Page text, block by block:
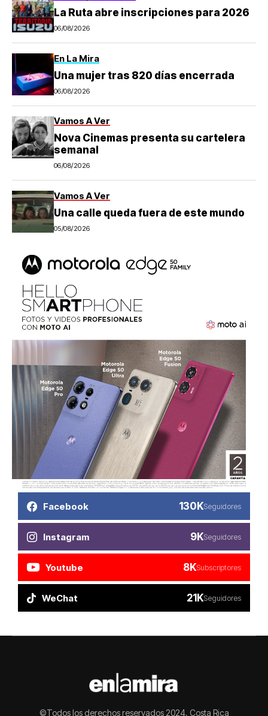
La Ruta abre inscripciones para 2026
06/08/2026
En La Mira
Una mujer tras 820 días encerrada
06/08/2026
Vamos A Ver
Nova Cinemas presenta su cartelera
semanal
06/08/2026
Vamos A Ver
Una calle queda fuera de este mundo
05/08/2026
Facebook 130KSeguidores
Instagram 9KSeguidores
Youtube 8KSubscriptores
WeChat 21KSeguidores
©Todos los derechos reservados 2024, Costa Rica